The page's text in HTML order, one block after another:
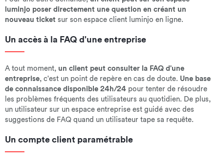
luminjo poser directement une question en créant un
nouveau ticket sur son espace client luminjo en ligne.
Un accès à la FAQ d'une entreprise
A tout moment, un client peut consulter la FAQ d'une
entreprise, c'est un point de repère en cas de doute. Une base
de connaissance disponible 24h/24 pour tenter de résoudre
les problèmes fréquents des utilisateurs au quotidien. De plus,
un utilisateur sur un espace entreprise est guidé avec des
suggestions de FAQ quand un utilisateur tape sa requête.
Un compte client paramétrable